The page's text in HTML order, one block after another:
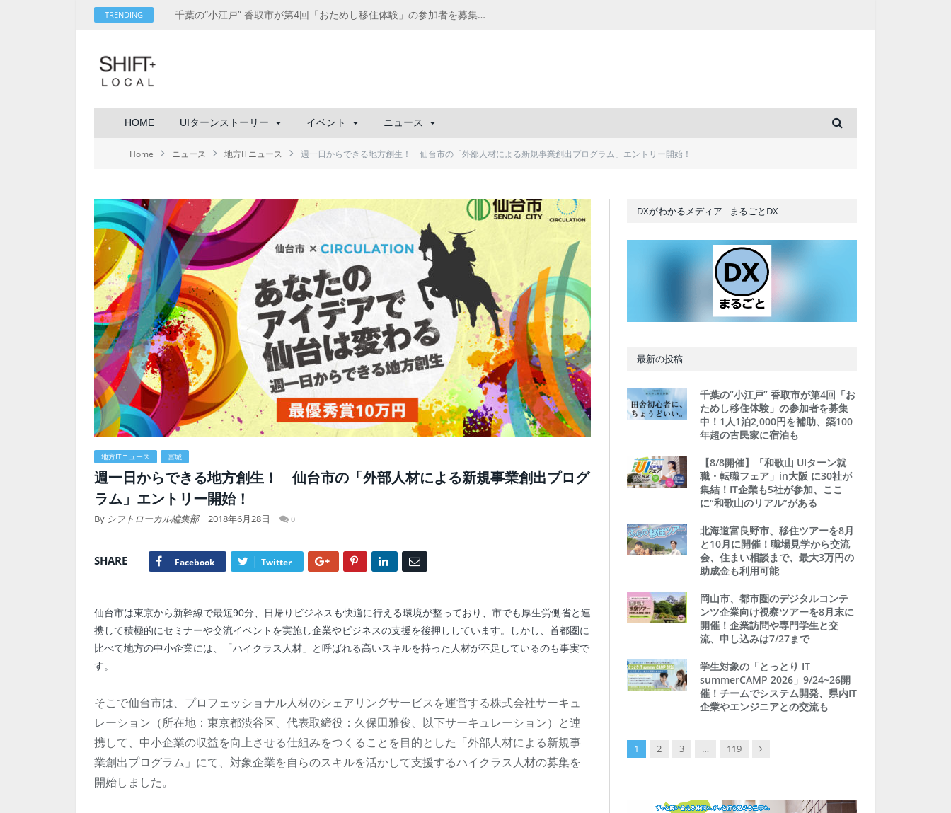
TRENDING 千葉の“小江戸” 香取市が第4回「おためし移住体験」の参加者を募集中！1人1泊2,000円を補助、築100年超の古民家に宿泊も
HOME UIターンストーリー イベント ニュース
Home ニュース 地方ITニュース 週一日からできる地方創生！ 仙台市の「外部人材による新規事業創出プログラム」エントリー開始！
地方ITニュース 宮城
週一日からできる地方創生！ 仙台市の「外部人材による新規事業創出プログ
ラム」エントリー開始！
By シフトローカル編集部 2018年6月28日 0
SHARE Facebook Twitter Google+ Pinterest LinkedIn
仙台市は東京から新幹線で最短90分、日帰りビジネスも快適に行える環境が整っており、市でも厚生労働省と連
携して積極的にセミナーや交流イベントを実施し企業やビジネスの支援を後押ししています。しかし、首都圏に
比べて地方の中小企業には、「ハイクラス人材」と呼ばれる高いスキルを持った人材が不足しているのも事実で
す。
そこで仙台市は、プロフェッショナル人材のシェアリングサービスを運営する株式会社サーキュ
レーション（所在地：東京都渋谷区、代表取締役：久保田雅俊、以下サーキュレーション）と連
携して、中小企業の収益を向上させる仕組みをつくることを目的とした「外部人材による新規事
業創出プログラム」にて、対象企業を自らのスキルを活かして支援するハイクラス人材の募集を
開始しました。
DXがわかるメディア - まるごとDX
最新の投稿
千葉の“小江戸” 香取市が第4回「お
ためし移住体験」の参加者を募集
中！1人1泊2,000円を補助、築100
年超の古民家に宿泊も
【8/8開催】「和歌山 UIターン就
職・転職フェア」in大阪 に30社が
集結！IT企業も5社が参加、ここ
に“和歌山のリアル”がある
北海道富良野市、移住ツアーを8月
と10月に開催！職場見学から交流
会、住まい相談まで、最大3万円の
助成金も利用可能
岡山市、都市圏のデジタルコンテ
ンツ企業向け視察ツアーを8月末に
開催！企業訪問や専門学生と交
流、申し込みは7/27まで
学生対象の「とっとり IT
summerCAMP 2026」9/24~26開
催！チームでシステム開発、県内IT
企業やエンジニアとの交流も
1 2 3 … 119 Next